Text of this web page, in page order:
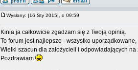
Wysłany: |16 Sty 2015|, o 09:59
Kinia ja całkowicie zgadzam się z Twoją opinią.
To forum jest najlepsze - wszystko
Wielki szacun dla założycieli i odpowiadających
Pozdrawiam